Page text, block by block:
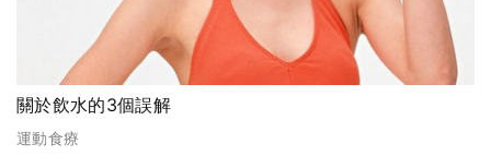
關於飲水的3個誤解
運動食療